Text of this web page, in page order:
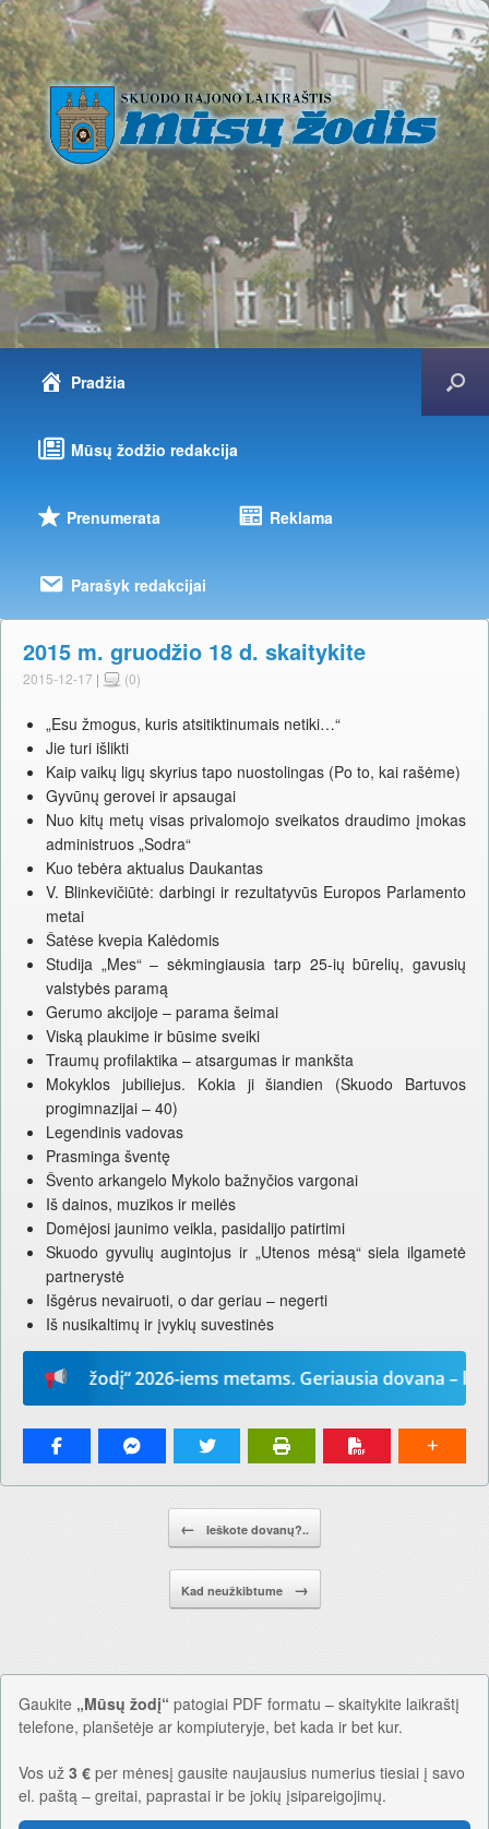
Pradžia
Mūsų žodžio redakcija
Prenumerata Reklama
Parašyk redakcijai
2015 m. gruodžio 18 d. skaitykite
2015-12-17 | (0)
„Esu žmogus, kuris atsitiktinumais netiki…“
Jie turi išlikti
Kaip vaikų ligų skyrius tapo nuostolingas (Po to, kai rašėme)
Gyvūnų gerovei ir apsaugai
Nuo kitų metų visas privalomojo sveikatos draudimo įmokas
administruos „Sodra“
Kuo tebėra aktualus Daukantas
V. Blinkevičiūtė: darbingi ir rezultatyvūs Europos Parlamento
metai
Šatėse kvepia Kalėdomis
Studija „Mes“ – sėkmingiausia tarp 25-ių būrelių, gavusių
valstybės paramą
Gerumo akcijoje – parama šeimai
Viską plaukime ir būsime sveiki
Traumų profilaktika – atsargumas ir mankšta
Mokyklos jubiliejus. Kokia ji šiandien (Skuodo Bartuvos
progimnazijai – 40)
Legendinis vadovas
Prasminga šventę
Švento arkangelo Mykolo bažnyčios vargonai
Iš dainos, muzikos ir meilės
Domėjosi jaunimo veikla, pasidalijo patirtimi
Skuodo gyvulių augintojus ir „Utenos mėsą“ siela ilgametė
partnerystė
Išgėrus nevairuoti, o dar geriau – negerti
Iš nusikaltimų ir įvykių suvestinės
žodį“ 2026-iems metams. Geriausia dovana –
← Ieškote dovanų?..
Kad neužkibtume →
Gaukite „Mūsų žodį“ patogiai PDF formatu – skaitykite laikraštį
telefone, planšetėje ar kompiuteryje, bet kada ir bet kur.
Vos už 3 € per mėnesį gausite naujausius numerius tiesiai į savo
el. paštą – greitai, paprastai ir be jokių įsipareigojimų.